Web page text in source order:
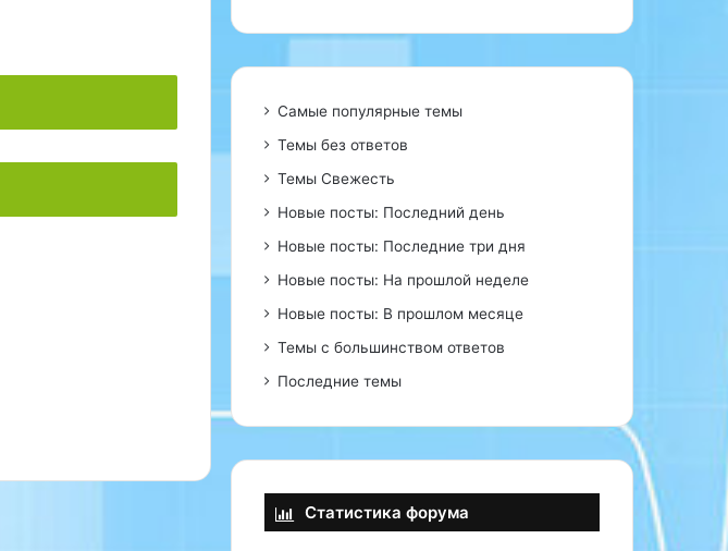
Самые популярные темы
Темы без ответов
Темы Свежесть
Новые посты: Последний день
Новые посты: Последние три дня
Новые посты: На прошлой неделе
Новые посты: В прошлом месяце
Темы с большинством ответов
Последние темы
Статистика форума